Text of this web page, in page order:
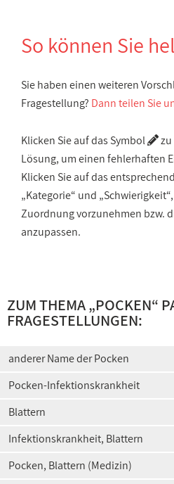
So können Sie
Sie haben einen weiteren
Fragestellung? Dann teilen Sie
Klicken Sie auf das Symbol
Lösung, um einen fehlerhaften
Klicken Sie auf das
„Kategorie“ und
Zuordnung vorzunehmen bzw.
anzupassen.
ZUM THEMA „POCKEN“
FRAGESTELLUNGEN:
anderer Name der Pocken
Pocken-Infektionskrankheit
Blattern
Infektionskrankheit, Blattern
Pocken, Blattern (Medizin)